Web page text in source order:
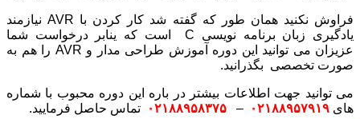
فراوش نکنید همان طور که گفته شد کار کردن با AVR نیازمند
یادگیری زبان برنامه نویسی C است که ینابر درخواست شما
عزیزان می توانید این دوره آموزش طراحی مدار و AVR را
هم به
صورت تخصصی بگذرانید.
می توانید جهت اطلاعات بیشتر در باره این دوره محبوب با شماره
های ۰۲۱۸۸۹۵۷۹۱۹ – ۰۲۱۸۸۹۵۸۳۷۵ تماس حاصل فرمایید.